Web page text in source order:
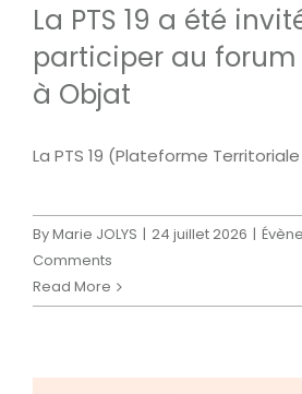
La PTS 19 a été
participer au forum
à Objat
La PTS 19 (Plateforme
ByMarie JOLYS | 24 juillet 2026 |
Comments
Read More